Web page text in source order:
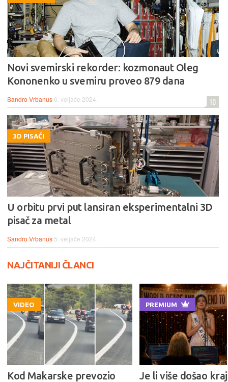
Novi svemirski rekorder: kozmonaut Oleg
Kononenko u svemiru proveo 879 dana
Sandro Vrbanus 6. veljače 2024. 10
3D PISAČI
U orbitu prvi put lansiran eksperimentalni 3D
pisač za metal
Sandro Vrbanus 5. veljače 2024.
NAJČITANIJI ČLANCI
VIDEO
Kod Makarske prevozio
PREMIUM
Je li više došao kraj